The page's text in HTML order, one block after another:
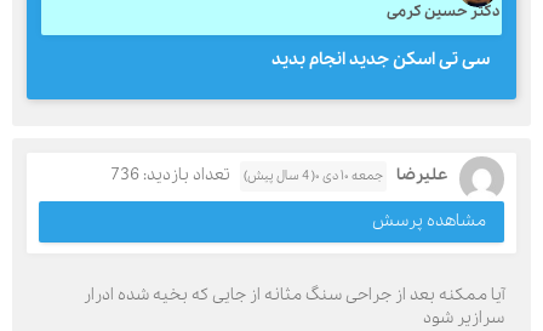
دکتر حسین کرمی
سی تی اسکن جدید انجام بدید
علیرضا جمعه ۱۰ دی ۰( 4 سال پیش)
تعداد بازدید: 736
مشاهده پرسش
آیا ممکنه بعد از جراحی سنگ مثانه از جایی که بخیه شده ادرار
سرازیر شود